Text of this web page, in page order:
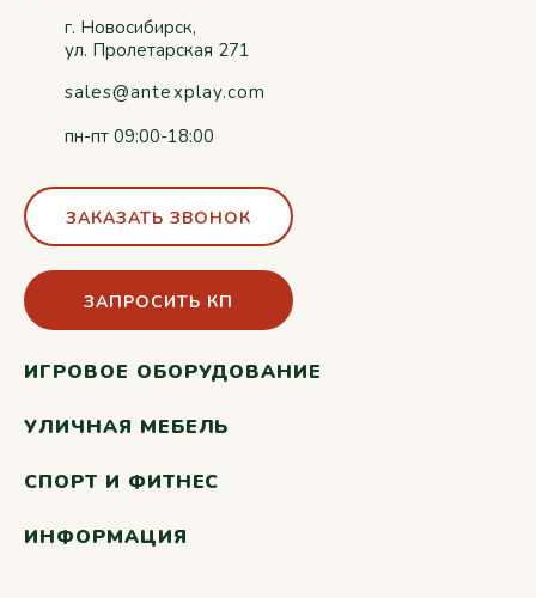
г. Новосибирск,
ул. Пролетарская 271
sales@antexplay.com
пн-пт 09:00-18:00
ЗАКАЗАТЬ ЗВОНОК
ЗАПРОСИТЬ КП
ИГРОВОЕ ОБОРУДОВАНИЕ
УЛИЧНАЯ МЕБЕЛЬ
СПОРТ И ФИТНЕС
ИНФОРМАЦИЯ